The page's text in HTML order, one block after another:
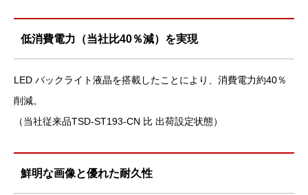
低消費電力（当社比40％減）を実現
LED バックライト液晶を搭載したことにより、消費電力約40％
削減。
（当社従来品TSD-ST193-CN 比 出荷設定状態）
鮮明な画像と優れた耐久性